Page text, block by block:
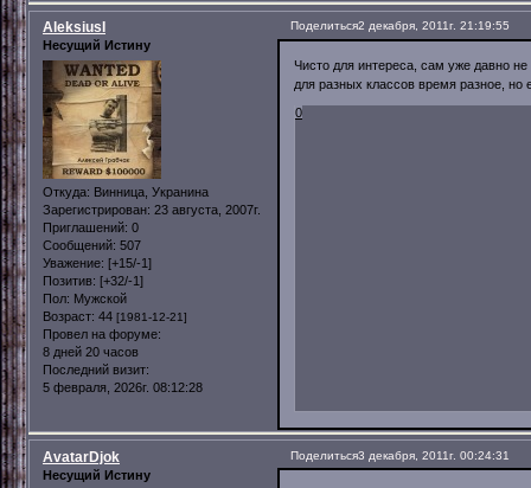
Поделиться2 декабря, 2011г. 21:19:55
AleksiusI
Несущий Истину
Откуда: Винница, Укранина
Зарегистрирован: 23 августа, 2007г.
Приглашений: 0
Сообщений: 507
Уважение: [+15/-1]
Позитив: [+32/-1]
Пол: Мужской
Возраст: 44 [1981-12-21]
Провел на форуме:
8 дней 20 часов
Последний визит:
5 февраля, 2026г. 08:12:28
Чисто для интереса, сам уже давно
для разных классов время разное, но
0
Поделиться3 декабря, 2011г. 00:24:31
AvatarDjok
Несущий Истину